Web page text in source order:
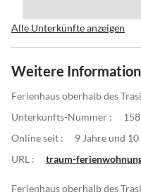
Alle Unterkünfte anzeigen
Weitere
Ferienhaus oberhalb des
Unterkunfts-Nummer :
Online seit :
9 Jahre und
URL :
traum-
Ferienhaus oberhalb des